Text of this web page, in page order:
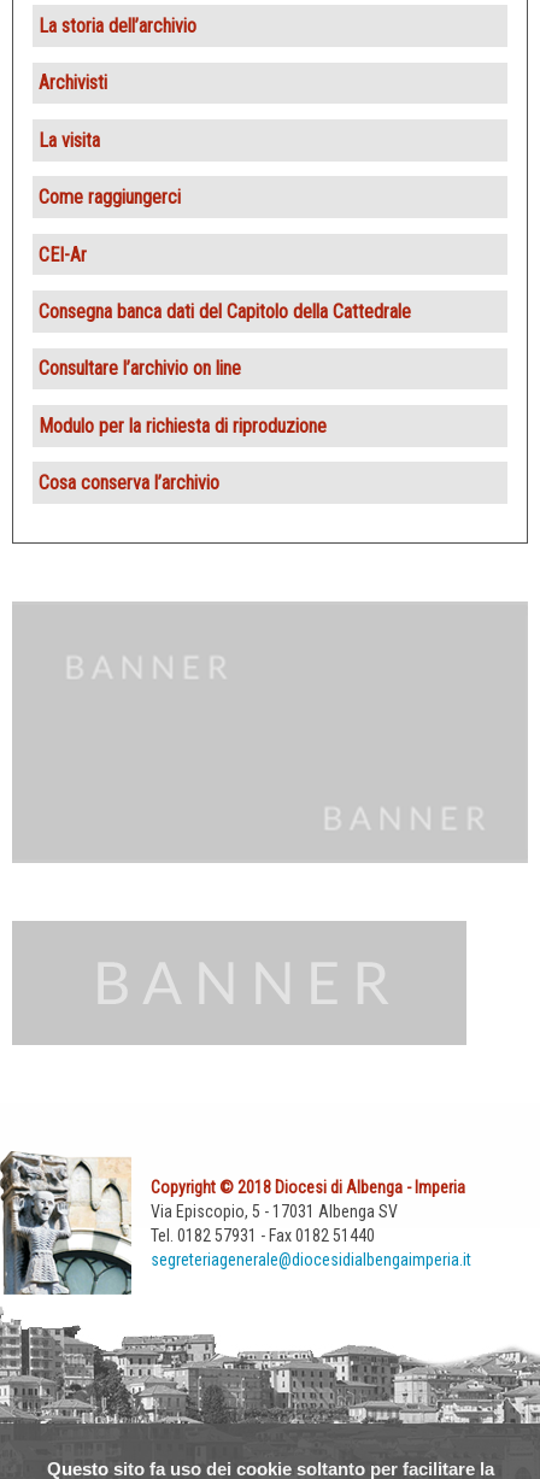
Questo sito fa uso dei cookie soltanto per facilitare la
La storia dell’archivio
Archivisti
La visita
Come raggiungerci
CEI-Ar
Consegna banca dati del Capitolo della Cattedrale
Consultare l’archivio on line
Modulo per la richiesta di riproduzione
Cosa conserva l’archivio
Copyright © 2018 Diocesi di Albenga - Imperia
Via Episcopio, 5 - 17031 Albenga SV
Tel. 0182 57931 - Fax 0182 51440
segreteriagenerale@diocesidialbengaimperia.it